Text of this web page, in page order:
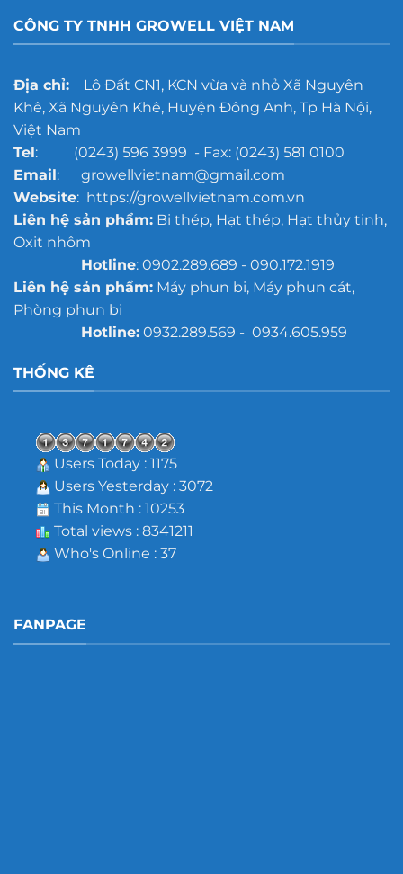
CÔNG TY TNHH GROWELL VIỆT NAM
Địa chỉ:Lô Đất CN1, KCN vừa và nhỏ Xã Nguyên
Khê, Xã Nguyên Khê, Huyện Đông Anh, Tp Hà Nội,
Việt Nam
Tel: (0243) 596 3999 - Fax: (0243) 581 0100
Email: growellvietnam@gmail.com
Website: https://growellvietnam.com.vn
Liên hệ sản phẩm:Bi thép, Hạt thép, Hạt thủy tinh,
Oxit nhôm
Hotline: 0902.289.689 - 090.172.1919
Liên hệ sản phẩm:Máy phun bi, Máy phun cát,
Phòng phun bi
Hotline:0932.289.569 - 0934.605.959
THỐNG KÊ
Users Today : 1175
Users Yesterday : 3072
This Month : 10253
Total views : 8341211
Who's Online : 37
FANPAGE